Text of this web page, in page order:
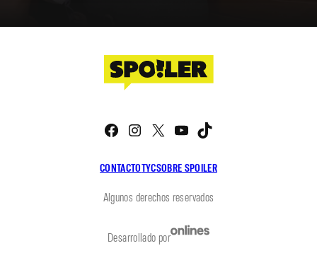
CONTACTOTYCSOBRE SPOILER
Facebook
Instagram
X YouTube
Algunos derechos reservados
Desarrollado por